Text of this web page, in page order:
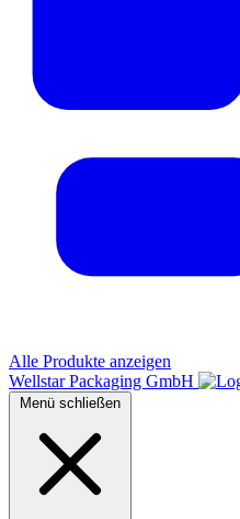
Alle Produkte anzeigen
Wellstar Packaging GmbH
Menü schließen